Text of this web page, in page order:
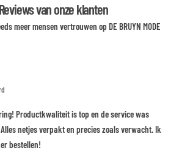
Reviews van onze klanten
meer mensen vertrouwen op DE BRUYN MODE
Productkwaliteit is top en de service was
netjes verpakt en precies zoals verwacht. Ik
bestellen!